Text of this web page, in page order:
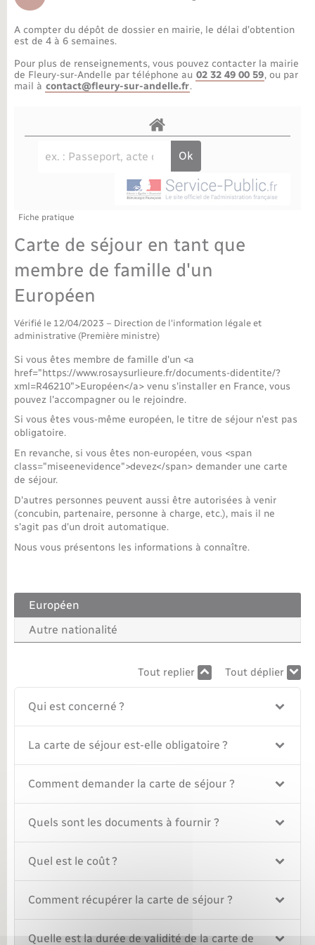
Parrainage civil
Recensement militaire
Petite enfance
Info jeunes
Associations
Bibliothèques
Tourisme
Nouvel habitant
Nouvelle activité
Numérique
Organisation d’événement
Sécurité - Prévention
Seniors
Bornes de recharge électrique
Voirie et espace public
Travaux - Autorisation d’occupation de l’espace
public
Publications
Agenda
La Communauté de communes
A compter du dépôt de dossier en mairie, le délai d’obtention
est de 4 à 6 semaines.
Pour plus de renseignements, vous pouvez contacter la mairie
de Fleury-sur-Andelle par téléphone au 02 32 49 00 59, ou par
mail à contact@fleury-sur-andelle.fr.
Fiche pratique
Carte de séjour en tant que
membre de famille d'un
Européen
Vérifié le 12/04/2023 – Direction de l'information légale et
administrative (Première ministre)
Si vous êtes membre de famille d'un <a
href="https://www.rosaysurlieure.fr/documents-didentite/?
xml=R46210">Européen</a> venu s'installer en France, vous
pouvez l'accompagner ou le rejoindre.
Si vous êtes vous-même européen, le titre de séjour n'est pas
obligatoire.
En revanche, si vous êtes non-européen, vous <span
class="miseenevidence">devez</span> demander une carte
de séjour.
D'autres personnes peuvent aussi être autorisées à venir
(concubin, partenaire, personne à charge, etc.), mais il ne
s'agit pas d'un droit automatique.
Nous vous présentons les informations à connaître.
Européen
Autre nationalité
Tout replier Tout déplier
Qui est concerné ?
La carte de séjour est-elle obligatoire ?
Comment demander la carte de séjour ?
Quels sont les documents à fournir ?
Quel est le coût ?
Comment récupérer la carte de séjour ?
Quelle est la durée de validité de la carte de